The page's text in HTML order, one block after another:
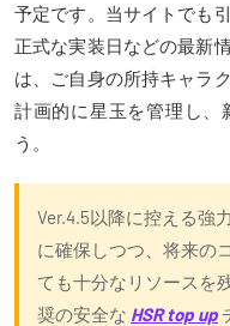
予定です。当サイトでも
正式な実装日などの最新
は、ご自身の所持キャラ
計画的に星玉を管理し、
う。
Ver.4.5以降に控える強
に確保しつつ、将来の
ても十分なリソースを
奨の安全な HSR top up